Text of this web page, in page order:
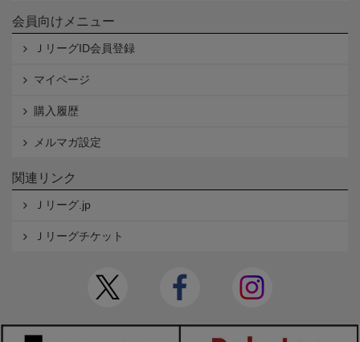
会員向けメニュー
ＪリーグID会員登録
マイページ
購入履歴
メルマガ設定
関連リンク
Ｊリーグ.jp
Ｊリーグチケット